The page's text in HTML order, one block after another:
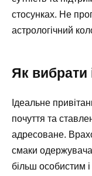
стосунках. Не
астрологічний
Як вибрати
Ідеальне
почуття та
адресоване.
смаки
більш особистим